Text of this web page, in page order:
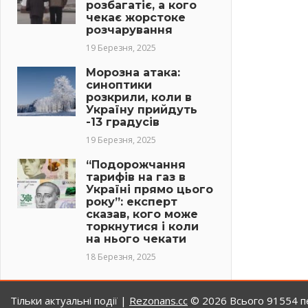
розбагатіє, а кого
чекає жорстоке
розчарування
19 Березня, 2025
Морозна атака:
синоптики
розкрили, коли в
Україну прийдуть
-13 градусів
19 Березня, 2025
“Подорожчання
тарифів на газ в
Україні прямо цього
року”: експерт
сказав, кого може
торкнутися і коли
на нього чекати
18 Березня, 2025
Тільки актуальні події | Rezonans.сс © 2026 Всього 91554